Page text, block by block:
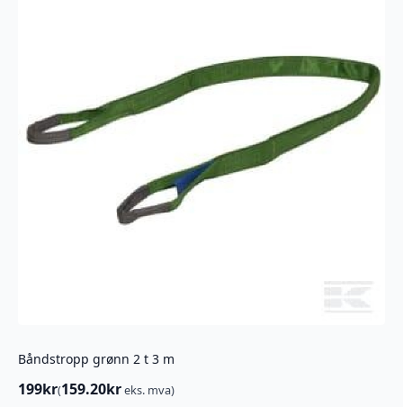
Båndstropp grønn 2 t 3 m
199kr(159.20kreks. mva)